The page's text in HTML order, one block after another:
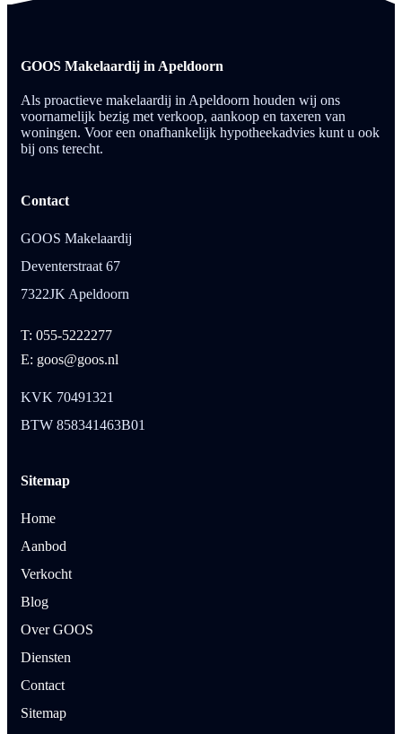
GOOS Makelaardij in Apeldoorn
Als proactieve makelaardij in Apeldoorn houden wij ons
voornamelijk bezig met verkoop, aankoop en taxeren van
woningen. Voor een onafhankelijk hypotheekadvies kunt u ook
bij ons terecht.
Contact
GOOS Makelaardij
Deventerstraat 67
7322JK Apeldoorn
T: 055-5222277
E: goos@goos.nl
KVK 70491321
BTW 858341463B01
Sitemap
Home
Aanbod
Verkocht
Blog
Over GOOS
Diensten
Contact
Sitemap